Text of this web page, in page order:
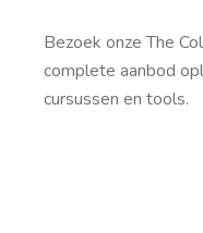
Bezoek onze The
complete aanbod
cursussen en tools.